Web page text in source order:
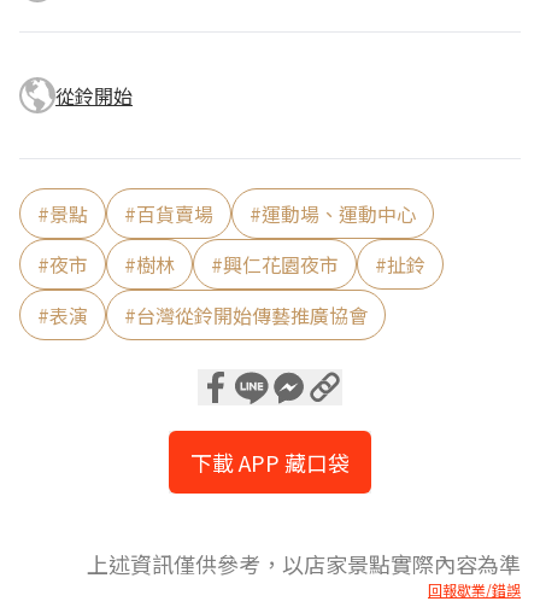
從鈴開始
#景點 #百貨賣場 #運動場、運動中心
#夜市 #樹林 #興仁花園夜市 #扯鈴
#表演 #台灣從鈴開始傳藝推廣協會
下載 APP 藏口袋
上述資訊僅供參考，以店家景點實際內容為準
回報歇業/錯誤